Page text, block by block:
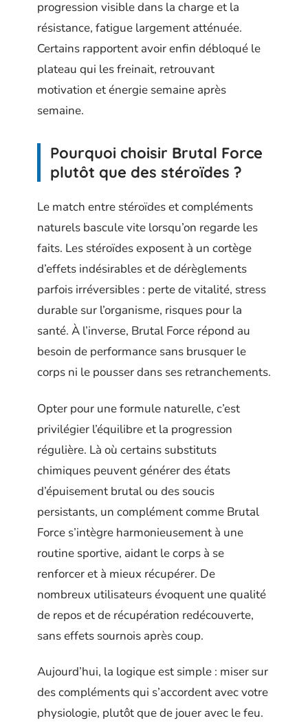
progression visible dans la charge et la
résistance, fatigue largement atténuée.
Certains rapportent avoir enfin débloqué le
plateau qui les freinait, retrouvant
motivation et énergie semaine après
semaine.
Pourquoi choisir Brutal Force
plutôt que des stéroïdes ?
Le match entre stéroïdes et compléments
naturels bascule vite lorsqu’on regarde les
faits. Les stéroïdes exposent à un cortège
d’effets indésirables et de dérèglements
parfois irréversibles : perte de vitalité, stress
durable sur l’organisme, risques pour la
santé. À l’inverse, Brutal Force répond au
besoin de performance sans brusquer le
corps ni le pousser dans ses retranchements.
Opter pour une formule naturelle, c’est
privilégier l’équilibre et la progression
régulière. Là où certains substituts
chimiques peuvent générer des états
d’épuisement brutal ou des soucis
persistants, un complément comme Brutal
Force s’intègre harmonieusement à une
routine sportive, aidant le corps à se
renforcer et à mieux récupérer. De
nombreux utilisateurs évoquent une qualité
de repos et de récupération redécouverte,
sans effets sournois après coup.
Aujourd’hui, la logique est simple : miser sur
des compléments qui s’accordent avec votre
physiologie, plutôt que de jouer avec le feu.